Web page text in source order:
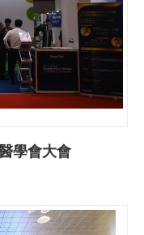
學會大會